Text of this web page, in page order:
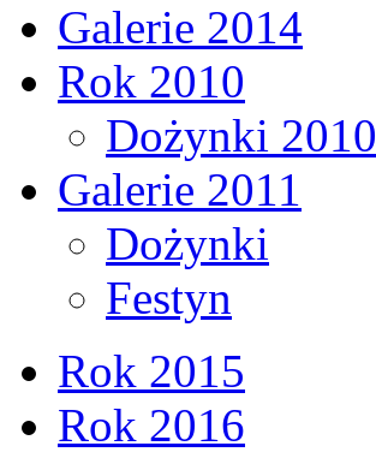
Galerie 2014
Rok 2010
Dożynki 2010
Galerie 2011
Dożynki
Festyn
Rok 2015
Rok 2016